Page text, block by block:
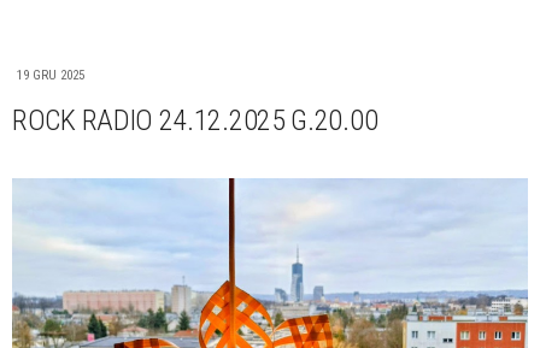
19 GRU 2025
ROCK RADIO 24.12.2025 G.20.00